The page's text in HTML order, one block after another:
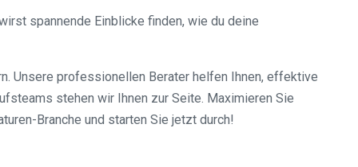
spannende Einblicke finden, wie du deine
Unsere professionellen Berater helfen Ihnen, effektive
stehen wir Ihnen zur Seite. Maximieren Sie
Branche und starten Sie jetzt durch!